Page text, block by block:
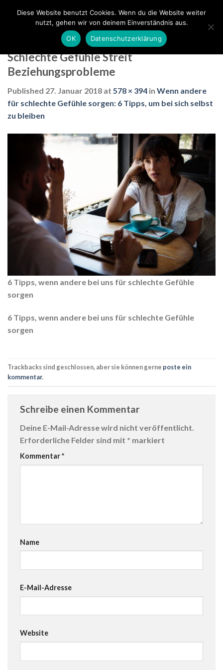
Schlechte Gefühle Streit
Beziehungsprobleme
Published 27. Januar 2018 at 578 × 394 in Wenn andere
für schlechte Gefühle sorgen: 6 Tipps, um bei sich selbst
zu bleiben
6 Tipps, wenn andere bei uns für schlechte Gefühle
sorgen
6 Tipps, wenn andere bei uns für schlechte Gefühle
sorgen
Trackbacks sind geschlossen, aber sie können gerne poste ein
kommentar.
Schreibe einen Kommentar
Deine E-Mail-Adresse wird nicht veröffentlicht.
Erforderliche Felder sind mit * markiert
Kommentar*
Name
E-Mail-Adresse
Website
Diese Website benutzt Cookies. Wenn du die Website weiter
nutzt, gehen wir von deinem Einverständnis aus.
OK
Datenschutzerklärung